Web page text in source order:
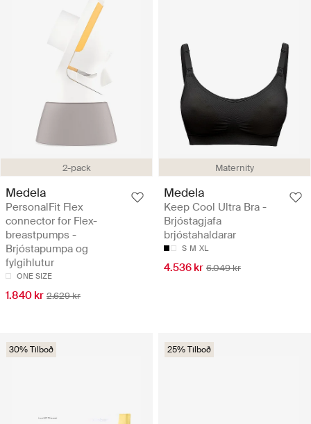
2-pack
Medela
PersonalFit Flex
connector for Flex-
breastpumps -
Brjóstapumpa og
fylgihlutur
ONE SIZE
1.840 kr 2.629 kr
Maternity
Medela
Keep Cool Ultra Bra -
Brjóstagjafa
brjóstahaldarar
S M XL
4.536 kr 6.049 kr
30% Tilboð 25% Tilboð